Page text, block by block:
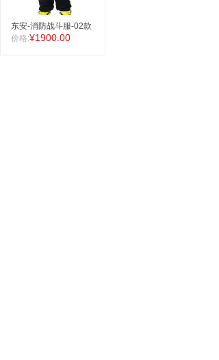
东安-消防战斗服-02款
价格:¥1900.00